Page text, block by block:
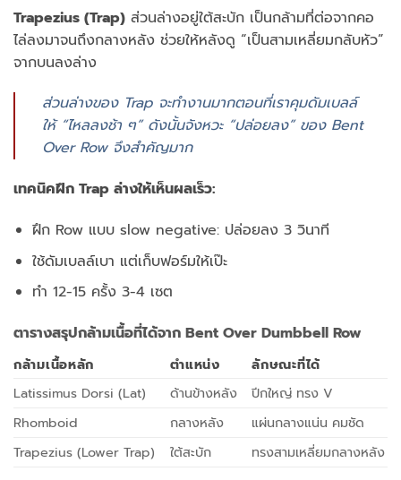
Trapezius (Trap) ส่วนล่างอยู่ใต้สะบัก เป็นกล้ามที่ต่อจากคอ
ไล่ลงมาจนถึงกลางหลัง ช่วยให้หลังดู “เป็นสามเหลี่ยมกลับหัว”
จากบนลงล่าง
ส่วนล่างของ Trap จะทำงานมากตอนที่เราคุมดัมเบลล์
ให้ “ไหลลงช้า ๆ” ดังนั้นจังหวะ “ปล่อยลง” ของ Bent
Over Row จึงสำคัญมาก
เทคนิคฝึก Trap ล่างให้เห็นผลเร็ว:
ฝึก Row แบบ slow negative: ปล่อยลง 3 วินาที
ใช้ดัมเบลล์เบา แต่เก็บฟอร์มให้เป๊ะ
ทำ 12-15 ครั้ง 3-4 เซต
ตารางสรุปกล้ามเนื้อที่ได้จาก Bent Over Dumbbell Row
กล้ามเนื้อหลัก ตำแหน่ง
ลักษณะที่ได้
Latissimus Dorsi (Lat)
ด้านข้างหลัง
ปีกใหญ่ ทรง V
Rhomboid
กลางหลัง
แผ่นกลางแน่น คมชัด
Trapezius (Lower Trap)
ใต้สะบัก ทรงสามเหลี่ยมกลางหลัง